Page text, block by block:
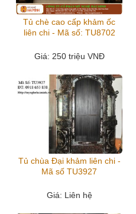
Tủ chè cao cấp khảm ốc
liên chi - Mã số: TU8702
Giá: 250 triệu VNĐ
Tủ chùa Đại khảm liên chi -
Mã số TU3927
Giá: Liên hệ